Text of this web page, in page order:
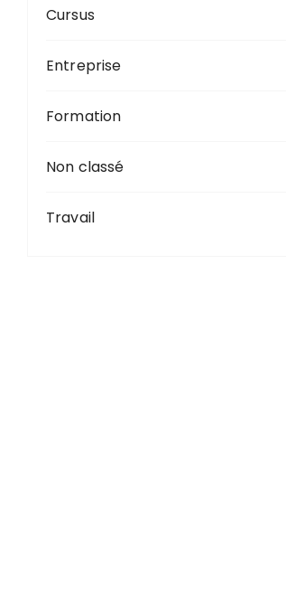
Cursus
Entreprise
Formation
Non classé
Travail